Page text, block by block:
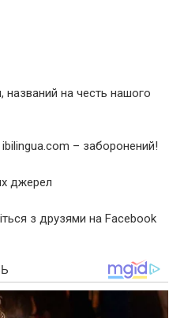
названий на честь нашого
– заборонений!
джерел
з друзями на Facebook